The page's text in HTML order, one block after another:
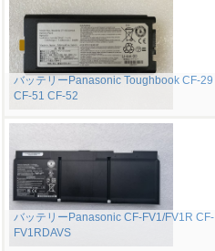
バッテリーPanasonic Toughbook CF-29
CF-51 CF-52
バッテリーPanasonic CF-FV1/FV1R CF-
FV1RDAVS